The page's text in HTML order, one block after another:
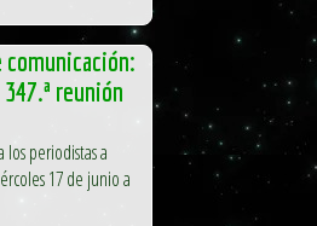
reunión
los periodistas a
17 de junio a